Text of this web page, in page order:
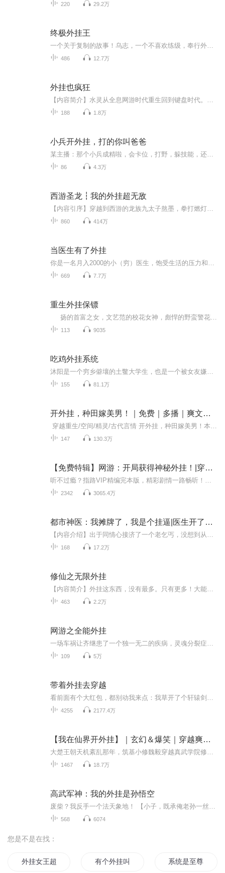
220 29.2万
终极外挂王
486 12.7万
外挂也疯狂
188 1.8万
小兵开外挂，打的你叫爸爸
86 4.3万
西游圣龙┇我的外挂超无敌
860 414万
当医生有了外挂
669 7.7万
重生外挂保镖
113 9035
吃鸡外挂系统
155 81.1万
开外挂，种田嫁美男！｜免费｜多播｜爽文｜古代言情
147 130.3万
【免费特辑】网游：开局获得神秘外挂！|穿越异界外挂
2342 3065.4万
都市神医：我摊牌了，我是个挂逼|医生开了外挂|爆爽
168 17.2万
修仙之无限外挂
463 2.2万
网游之全能外挂
109 5万
带着外挂去穿越
4255 2177.4万
【我在仙界开外挂】｜玄幻＆爆笑｜穿越爽文｜免费多播
1467 18.7万
高武军神：我的外挂是孙悟空
568 6074
您是不是在找：
外挂女王超会宠 有个外挂叫男主 系统是至尊外挂